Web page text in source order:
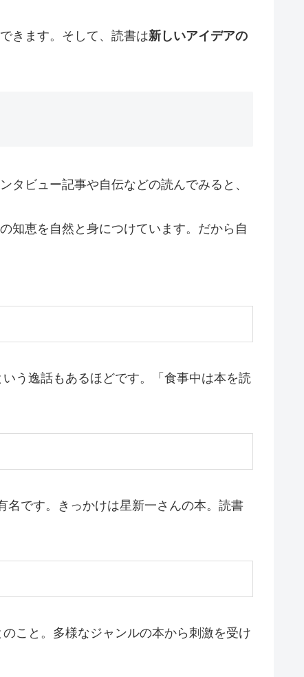
きます。そして、読書は新しいアイデアの
ビュー記事や自伝などの読んでみると、
知恵を自然と身につけています。だから自
う逸話もあるほどです。「食事中は本を読
名です。きっかけは星新一さんの本。読書
こと。多様なジャンルの本から刺激を受け